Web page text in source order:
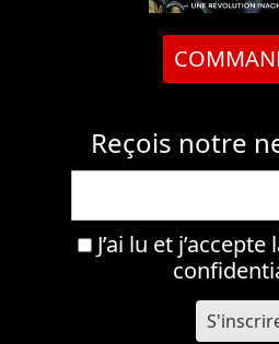
Reçois notre
J’ai lu et j’accepte